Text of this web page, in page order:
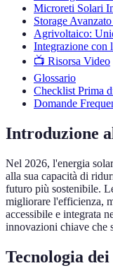
Microreti Solari
Storage
Agrivoltaico:
Integrazione con
📺 Risorsa Video
Glossario
Checklist Prima
Domande
Introduzione
Nel 2026, l'energia
alla sua capacità di
futuro più sostenibile.
migliorare l'efficienza,
accessibile e integrata
innovazioni chiave che
Tecnologia